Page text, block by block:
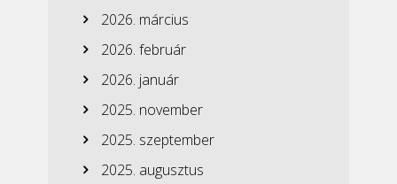
2026. március
2026. február
2026. január
2025. november
2025. szeptember
2025. augusztus